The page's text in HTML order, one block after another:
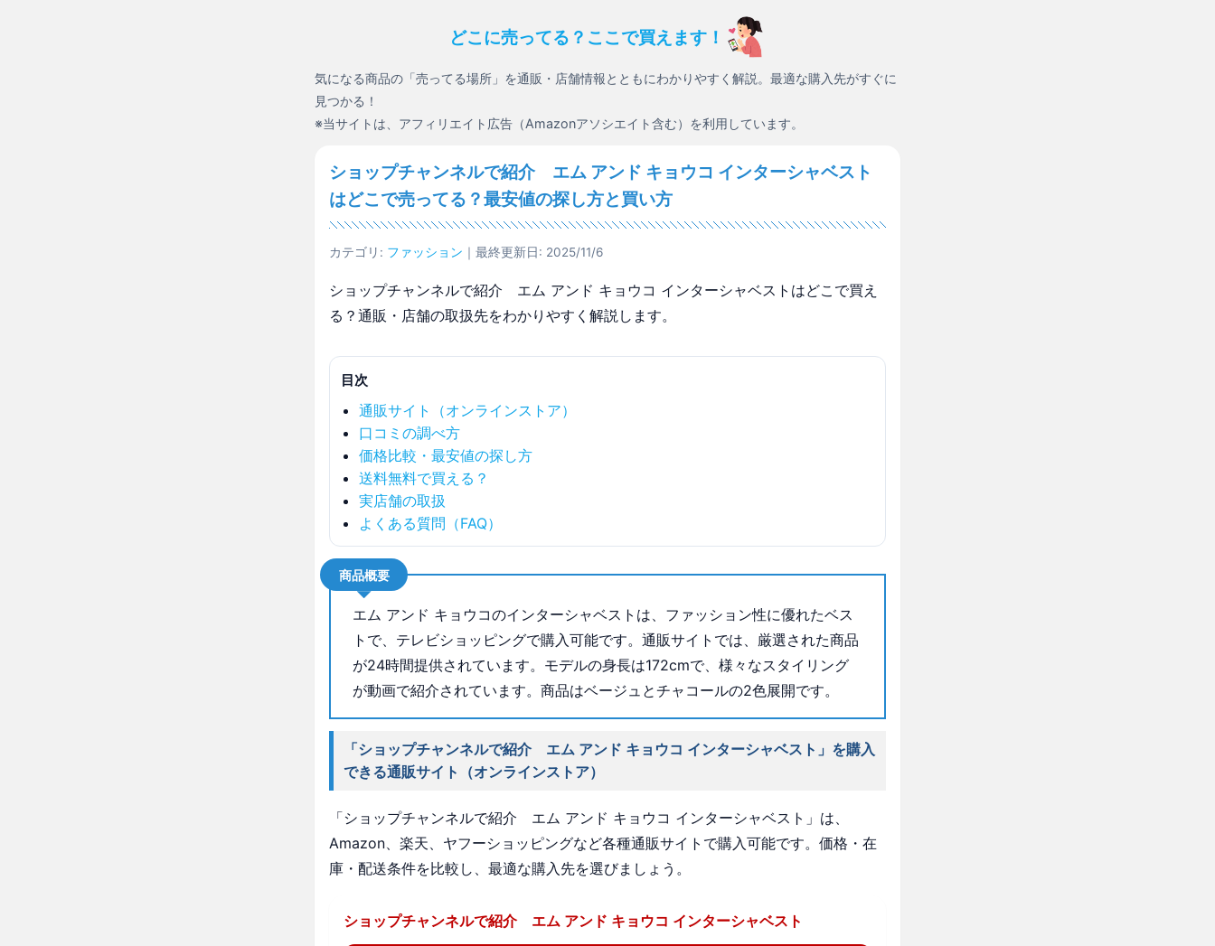
どこに売ってる？ここで買えます！
気になる商品の「売ってる場所」を通販・店舗情報とともにわかりやすく解説。最適な購入先がすぐに
見つかる！
※当サイトは、アフィリエイト広告（Amazonアソシエイト含む）を利用しています。
ショップチャンネルで紹介 エム アンド キョウコ インターシャベスト
はどこで売ってる？最安値の探し方と買い方
カテゴリ: ファッション ｜最終更新日: 2025/11/6
ショップチャンネルで紹介 エム アンド キョウコ インターシャベストはどこで買え
る？通販・店舗の取扱先をわかりやすく解説します。
目次
通販サイト（オンラインストア）
口コミの調べ方
価格比較・最安値の探し方
送料無料で買える？
実店舗の取扱
よくある質問（FAQ）
商品概要
エム アンド キョウコのインターシャベストは、ファッション性に優れたベス
トで、テレビショッピングで購入可能です。通販サイトでは、厳選された商品
が24時間提供されています。モデルの身長は172cmで、様々なスタイリング
が動画で紹介されています。商品はベージュとチャコールの2色展開です。
「ショップチャンネルで紹介 エム アンド キョウコ インターシャベスト」を購入
できる通販サイト（オンラインストア）
「ショップチャンネルで紹介 エム アンド キョウコ インターシャベスト」は、
Amazon、楽天、ヤフーショッピングなど各種通販サイトで購入可能です。価格・在
庫・配送条件を比較し、最適な購入先を選びましょう。
ショップチャンネルで紹介 エム アンド キョウコ インターシャベスト